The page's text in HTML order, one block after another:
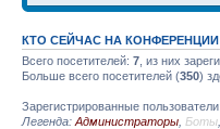
КТО СЕЙЧАС НА КОНФЕРЕНЦИИ
Всего посетителей: 7 , из них
Больше всего посетителей (350)
Зарегистрированные пользователи:
Легенда: Администраторы Боты